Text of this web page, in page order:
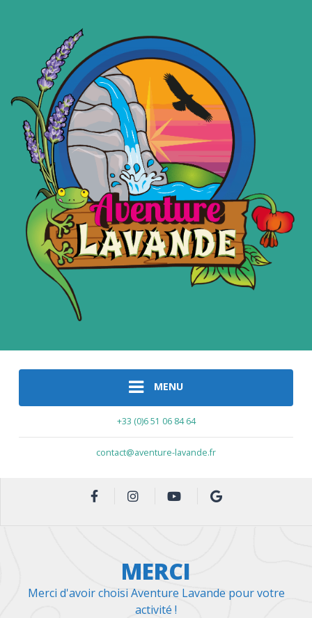
MENU
+33 (0)6 51 06 84 64
contact@aventure-lavande.fr
MERCI
Merci d'avoir choisi Aventure Lavande pour votre
activité !